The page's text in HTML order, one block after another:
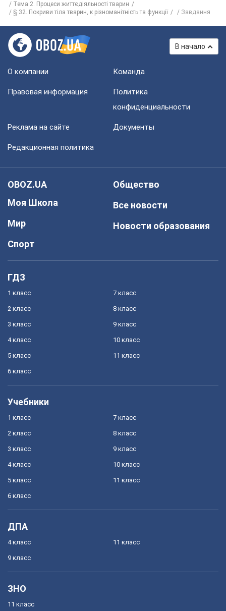
Тема 2. Процеси життєдіяльності тварин
§ 32. Покриви тіла тварин, к різноманітність та функції
Завдання
В начало
О компании Команда
Правовая информация
Политика
конфиденциальности
Реклама на сайте Документы
Редакционная политика
OBOZ.UA
Моя Школа
Мир
Спорт
Общество
Все новости
Новости образования
ГДЗ
1 класс
2 класс
3 класс
4 класс
5 класс
6 класс
7 класс
8 класс
9 класс
10 класс
11 класс
Учебники
1 класс
2 класс
3 класс
4 класс
5 класс
6 класс
7 класс
8 класс
9 класс
10 класс
11 класс
ДПА
4 класс
9 класс
11 класс
ЗНО
11 класс